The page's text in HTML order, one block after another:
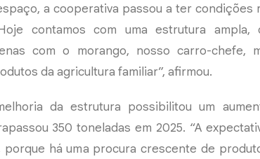
a cooperativa passou a ter condições
contamos com uma estrutura ampla,
com o morango, nosso carro-chefe,
da agricultura familiar”, afirmou.
da estrutura possibilitou um
350 toneladas em 2025. “A
porque há uma procura crescente de